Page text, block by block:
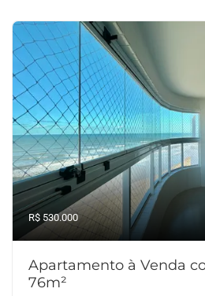
R$ 530.000
Apartamento à Venda
76m²